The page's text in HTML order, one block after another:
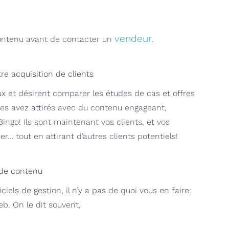
avant de contacter un vendeur.
acquisition de clients
et désirent comparer les études de cas et offres
avez attirés avec du contenu engageant,
Ils sont maintenant vos clients, et vos
tout en attirant d’autres clients potentiels!
contenu
de gestion, il n’y a pas de quoi vous en faire:
On le dit souvent,